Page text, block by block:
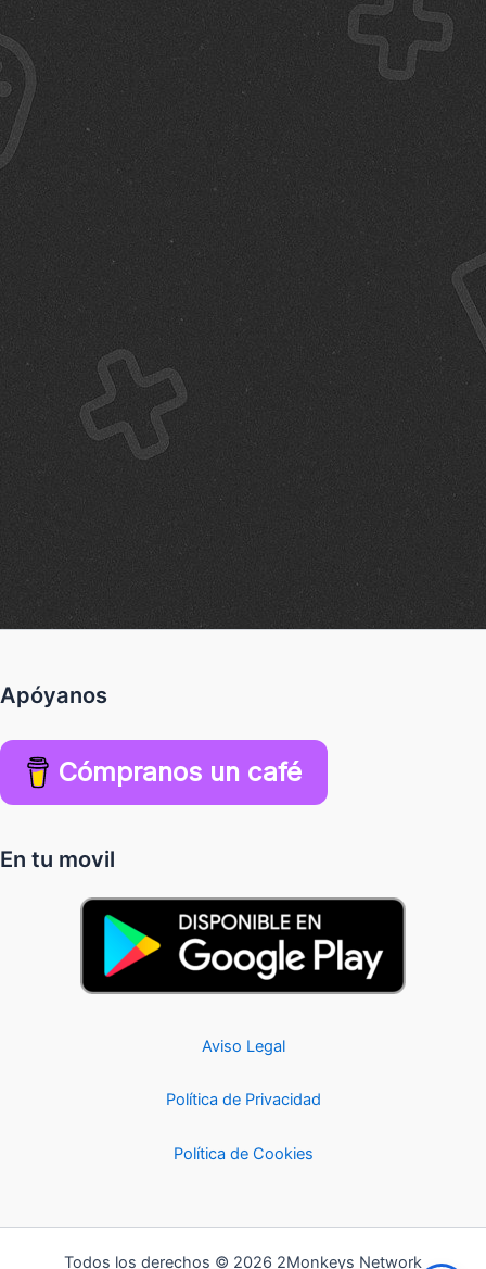
Apóyanos
Cómpranos un café
En tu movil
Aviso Legal
Política de Privacidad
Política de Cookies
Todos los derechos © 2026 2Monkeys Network